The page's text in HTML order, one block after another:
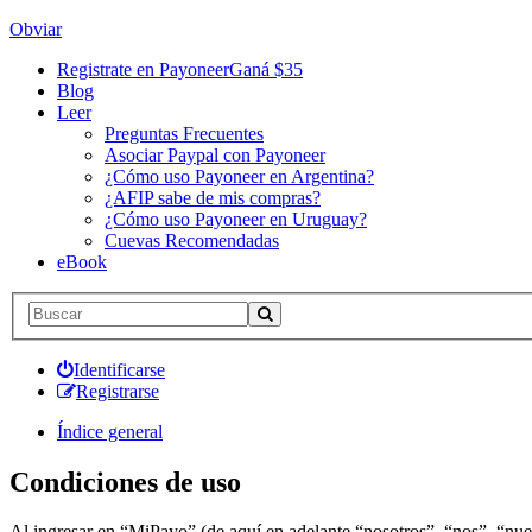
Obviar
Registrate en PayoneerGaná $35
Blog
Leer
Preguntas Frecuentes
Asociar Paypal con Payoneer
¿Cómo uso Payoneer en Argentina?
¿AFIP sabe de mis compras?
¿Cómo uso Payoneer en Uruguay?
Cuevas Recomendadas
eBook
Identificarse
Registrarse
Índice general
Condiciones de uso